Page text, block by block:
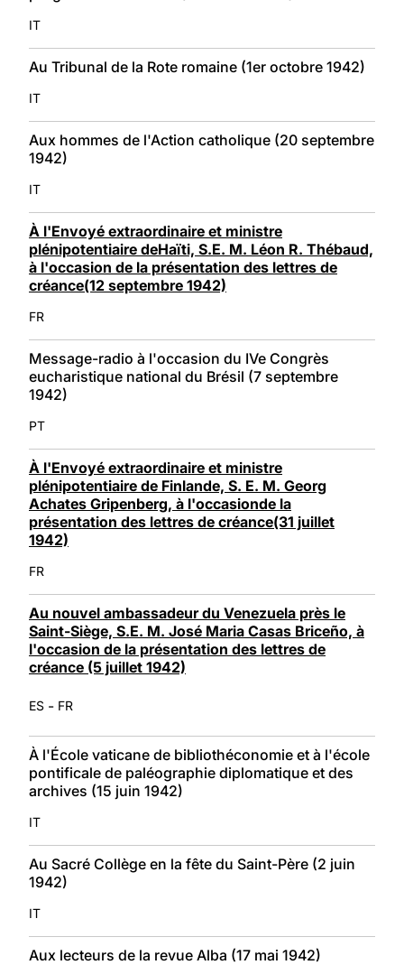
IT
Au Tribunal de la Rote romaine (1er octobre 1942)
IT
Aux hommes de l'Action catholique (20 septembre
1942)
IT
À l'Envoyé extraordinaire et ministre
plénipotentiaire deHaïti, S.E. M. Léon R. Thébaud,
à l'occasion de la présentation des lettres de
créance(12 septembre 1942)
FR
Message-radio à l'occasion du IVe Congrès
eucharistique national du Brésil (7 septembre
1942)
PT
À l'Envoyé extraordinaire et ministre
plénipotentiaire de Finlande, S. E. M. Georg
Achates Gripenberg, à l'occasionde la
présentation des lettres de créance(31 juillet
1942)
FR
Au nouvel ambassadeur du Venezuela près le
Saint-Siège, S.E. M. José Maria Casas Briceño, à
l'occasion de la présentation des lettres de
créance (5 juillet 1942)
ES - FR
À l'École vaticane de bibliothéconomie et à l'école
pontificale de paléographie diplomatique et des
archives (15 juin 1942)
IT
Au Sacré Collège en la fête du Saint-Père (2 juin
1942)
IT
Aux lecteurs de la revue Alba (17 mai 1942)